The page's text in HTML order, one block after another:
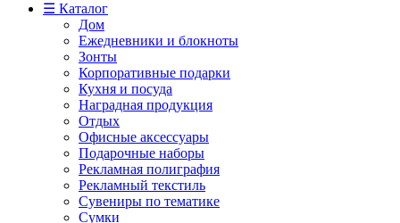
☰ Каталог
Дом
Ежедневники и блокноты
Зонты
Корпоративные подарки
Кухня и посуда
Наградная продукция
Отдых
Офисные аксессуары
Подарочные наборы
Рекламная полиграфия
Рекламный текстиль
Сувениры по тематике
Сумки